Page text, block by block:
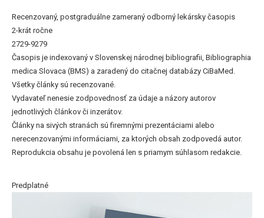
Recenzovaný, postgraduálne zameraný odborný lekársky časopis
2-krát ročne
2729-9279
Časopis je indexovaný v Slovenskej národnej bibliografii, Bibliographia
medica Slovaca (BMS) a zaradený do citačnej databázy CiBaMed.
Všetky články sú recenzované.
Vydavateľ nenesie zodpovednosť za údaje a názory autorov
jednotlivých článkov či inzerátov.
Články na sivých stranách sú firemnými prezentáciami alebo
nerecenzovanými informáciami, za ktorých obsah zodpovedá autor.
Reprodukcia obsahu je povolená len s priamym súhlasom redakcie.
Predplatné